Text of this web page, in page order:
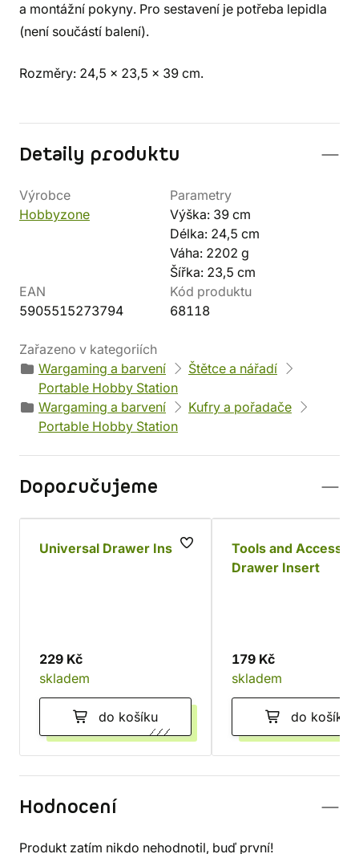
a montážní pokyny. Pro sestavení je potřeba lepidla
(není součástí balení).
Rozměry: 24,5 x 23,5 x 39 cm.
Detaily produktu
Výrobce
Hobbyzone
Parametry
Výška: 39 cm
Délka: 24,5 cm
Váha: 2202 g
Šířka: 23,5 cm
EAN
5905515273794
Kód produktu
68118
Zařazeno v kategoriích
Wargaming a barvení
Štětce a nářadí
Portable Hobby Station
Wargaming a barvení
Kufry a pořadače
Portable Hobby Station
Doporučujeme
Universal Drawer Insert
229 Kč
skladem
do košíku
Tools and
Drawer Insert
179 Kč
skladem
do košíku
Hodnocení
Produkt zatím nikdo nehodnotil, buď první!